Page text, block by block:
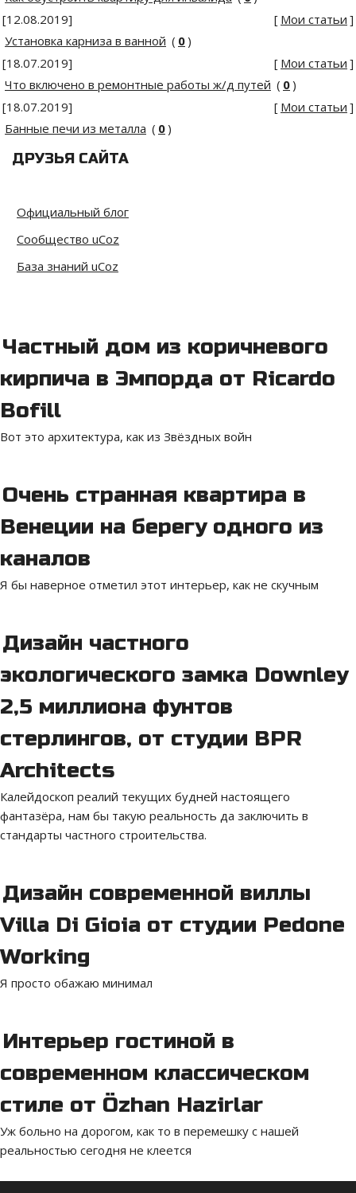
[12.08.2019]
[ Мои статьи ]
Установка карниза в ванной ( 0)
[18.07.2019]
[ Мои статьи ]
Что включено в ремонтные работы ж/д путей ( 0)
[18.07.2019]
[ Мои статьи ]
Банные печи из металла ( 0)
ДРУЗЬЯ САЙТА
Официальный блог
Сообщество uCoz
База знаний uCoz
Частный дом из коричневого
кирпича в Эмпорда от Ricardo
Bofill
Вот это архитектура, как из Звёздных войн
Очень странная квартира в
Венеции на берегу одного из
каналов
Я бы наверное отметил этот интерьер, как не скучным
Дизайн частного
экологического замка Downley
2,5 миллиона фунтов
стерлингов, от студии BPR
Architects
Калейдоскоп реалий текущих будней настоящего
фантазёра, нам бы такую реальность да заключить в
стандарты частного строительства.
Дизайн современной виллы
Villa Di Gioia от студии Pedone
Working
Я просто обажаю минимал
Интерьер гостиной в
современном классическом
стиле от Özhan Hazirlar
Уж больно на дорогом, как то в перемешку с нашей
реальностью сегодня не клеется